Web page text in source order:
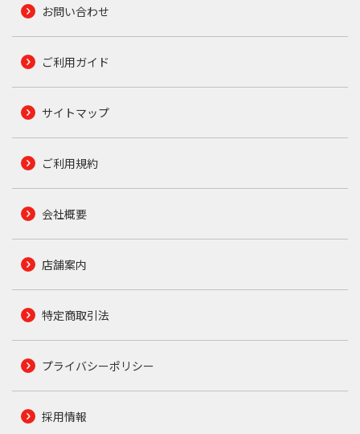
お問い合わせ
ご利用ガイド
サイトマップ
ご利用規約
会社概要
店舗案内
特定商取引法
プライバシーポリシー
採用情報